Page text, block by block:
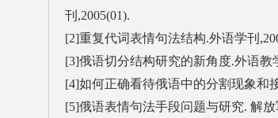
刊,2005(01).
[2]重复代词表情句法结构.外语学刊
[3]俄语切分结构研究的新角度.外语教
[4]如何正确看待俄语中的分割现象和
[5]俄语表情句法手段问题与研究. 解放